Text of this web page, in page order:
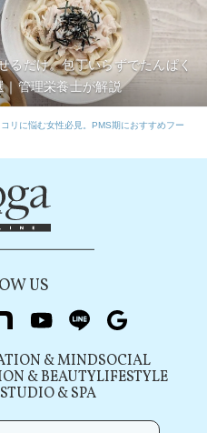
るだけ。包丁いらずでたんぱく
｜管理栄養士が解説
リに悩む女性必見。PMS期におすすめフー
US
）
note youtubeline
& MINDSOCIAL
& BEAUTYLIFESTYLE
STUDIO & SPA